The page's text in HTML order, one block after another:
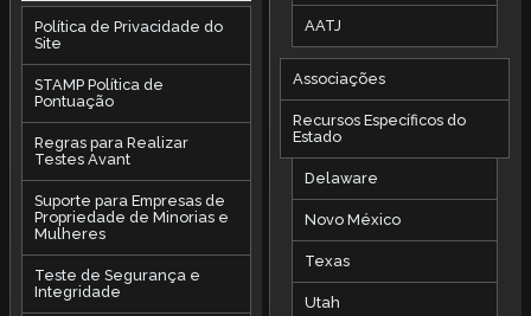
Política de Privacidade do
Site
STAMP Política de
Pontuação
Regras para Realizar
Testes Avant
Suporte para Empresas de
Propriedade de Minorias e
Mulheres
Teste de Segurança e
Integridade
AATJ
Associações
Recursos Específicos do
Estado
Delaware
Novo México
Texas
Utah